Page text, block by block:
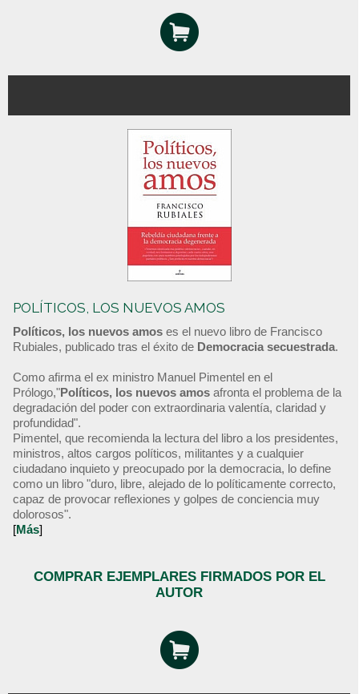
POLÍTICOS, LOS NUEVOS AMOS
Políticos, los nuevos amos es el nuevo libro de Francisco
Rubiales, publicado tras el éxito de Democracia secuestrada.
Como afirma el ex ministro Manuel Pimentel en el
Prólogo,"Políticos, los nuevos amos afronta el problema de la
degradación del poder con extraordinaria valentía, claridad y
profundidad".
Pimentel, que recomienda la lectura del libro a los presidentes,
ministros, altos cargos políticos, militantes y a cualquier
ciudadano inquieto y preocupado por la democracia, lo define
como un libro "duro, libre, alejado de lo políticamente correcto,
capaz de provocar reflexiones y golpes de conciencia muy
dolorosos".
[Más]
COMPRAR EJEMPLARES FIRMADOS POR EL
AUTOR